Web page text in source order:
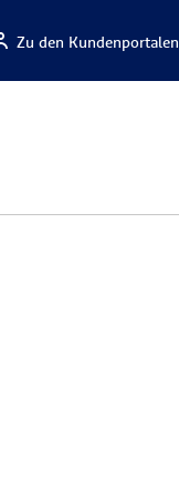
Zu den Kundenportalen